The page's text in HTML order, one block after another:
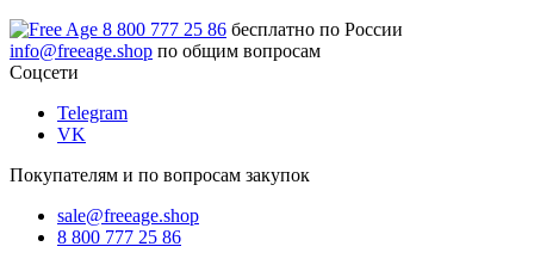
8 800 777 25 86 бесплатно по России
info@freeage.shop по общим вопросам
Соцсети
Telegram
VK
Покупателям и по вопросам закупок
sale@freeage.shop
8 800 777 25 86